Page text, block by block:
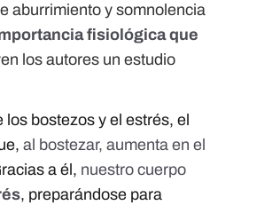
aburrimiento y somnolencia
fisiológica que
los autores un estudio
bostezos y el estrés, el
al bostezar, aumenta en el
a él, nuestro cuerpo
, preparándose para